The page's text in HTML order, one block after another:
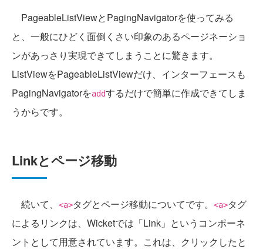
PageableListViewとPagingNavigatorを使ってみる
と、一般にひどく面倒くさい印象のあるページネーショ
ンがあっさり実現できてしまうことに驚きます。
ListViewをPageableListViewだけ、インターフェースも
PagingNavigatorをaddするだけで簡単に作成できてしま
うからです。
Linkとページ移動
続いて、 <a>タグとページ移動についてです。 <a>タグ
によるリンクは、Wicketでは「Link」というコンポーネ
ントとして用意されています。これは、クリックしたと